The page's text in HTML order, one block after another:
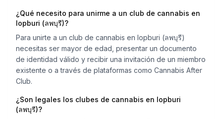
¿Qué necesito para unirme a un club de cannabis en
lopburi (ลพบุรี)?
Para unirte a un club de cannabis en lopburi (ลพบุรี)
necesitas ser mayor de edad, presentar un documento
de identidad válido y recibir una invitación de un miembro
existente o a través de plataformas como Cannabis After
Club.
¿Son legales los clubes de cannabis en lopburi
(ลพบุรี)?